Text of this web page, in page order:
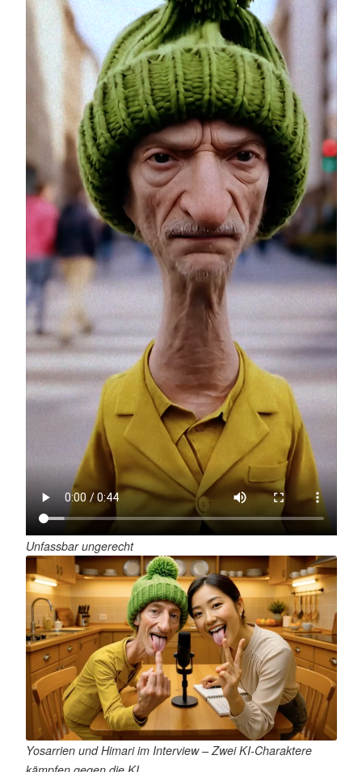
Unfassbar ungerecht
Yosarrien und Himari im Interview – Zwei KI-Charaktere